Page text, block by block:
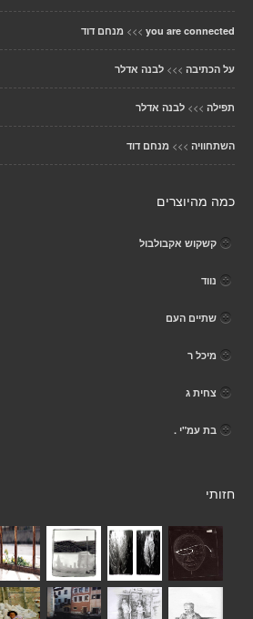
you are connected
>>> מנחם דוד
על הכתיבה >>> לבנה אדלר
תפילה >>> לבנה אדלר
השתחוויה >>> מנחם דוד
כמה מהיוצרים
קשקוש אקבולבול
נווד
שתיים העם
מיכל ר
צחית ג
בת עמ"י .
חזותי